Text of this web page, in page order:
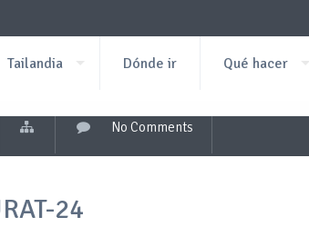
Tailandia Dónde ir Qué hacer
No Comments
24